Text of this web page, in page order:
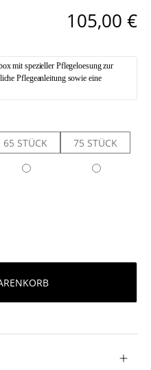
105,00 €
mit spezieller Pflegeloesung zur
Pflegeanleitung sowie eine
65 STÜCK 75 STÜCK